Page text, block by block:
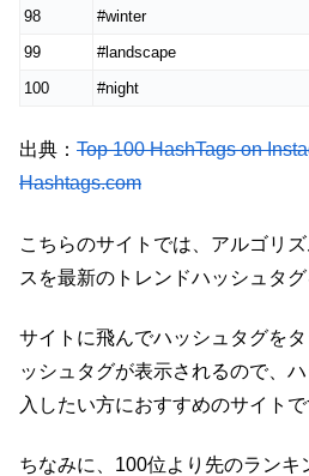
98
#winter
99
#landscape
100
#night
出典： Top 100 HashTags on
Hashtags.com
こちらのサイトでは、アルゴリ
スを最新のトレンドハッシュタグ
サイトに飛んでハッシュタグを
ッシュタグが表示されるので、
入したい方におすすめのサイトで
ちなみに、100位より先のラン